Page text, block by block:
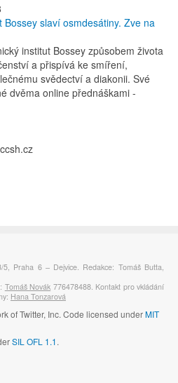
institut Bossey způsobem života
a přispívá ke smíření,
svědectví a diakonii. Své
dvěma online přednáškami -
5, Praha 6 – Dejvice. Redakce: Tomáš Butta,
Tomáš Novák 776478488. Kontakt pro vkládání
Hana Tonzarová
of Twitter, Inc. Code licensed underMIT
SIL OFL 1.1.